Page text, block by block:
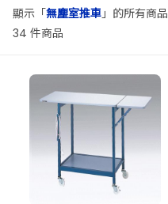
顯示「無塵室推車」的所有商品
34 件商品